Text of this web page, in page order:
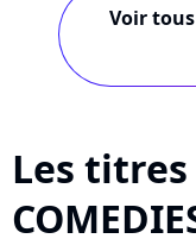
Voir
Les titres